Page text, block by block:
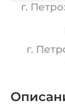
г.
г.